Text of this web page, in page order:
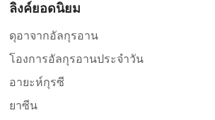
ลิงค์ยอดนิยม
ดุอาจากอัลกุรอาน
โองการอัลกุรอานประจำวัน
อายะห์กุรซี
ยาซีน